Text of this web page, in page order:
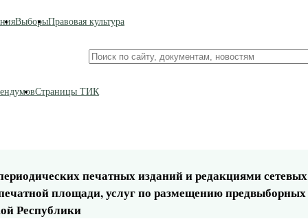
ВыборыПравовая культура
Поиск
по
Страницы ТИК
печатных изданий и редакциями сетевых
площади, услуг по размещению предвыборных
Республики